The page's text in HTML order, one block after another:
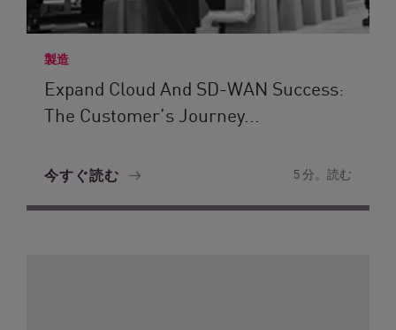
製造
Expand Cloud And SD-WAN Success:
The Customer’s Journey...
今すぐ読む 5 分。読む